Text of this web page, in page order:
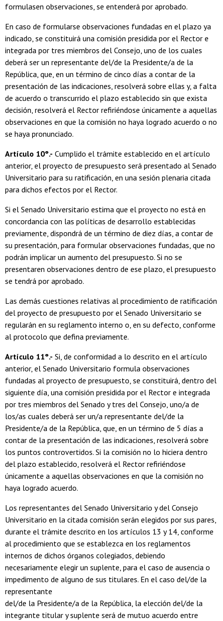
formulasen observaciones, se entenderá por aprobado.
En caso de formularse observaciones fundadas en el plazo ya
indicado, se constituirá una comisión presidida por el Rector e
integrada por tres miembros del Consejo, uno de los cuales
deberá ser un representante del/de la Presidente/a de la
República, que, en un término de cinco días a contar de la
presentación de las indicaciones, resolverá sobre ellas y, a falta
de acuerdo o transcurrido el plazo establecido sin que exista
decisión, resolverá el Rector refiriéndose únicamente a aquellas
observaciones en que la comisión no haya logrado acuerdo o no
se haya pronunciado.
Artículo 10°.- Cumplido el trámite establecido en el artículo
anterior, el proyecto de presupuesto será presentado al Senado
Universitario para su ratificación, en una sesión plenaria citada
para dichos efectos por el Rector.
Si el Senado Universitario estima que el proyecto no está en
concordancia con las políticas de desarrollo establecidas
previamente, dispondrá de un término de diez días, a contar de
su presentación, para formular observaciones fundadas, que no
podrán implicar un aumento del presupuesto. Si no se
presentaren observaciones dentro de ese plazo, el presupuesto
se tendrá por aprobado.
Las demás cuestiones relativas al procedimiento de ratificación
del proyecto de presupuesto por el Senado Universitario se
regularán en su reglamento interno o, en su defecto, conforme
al protocolo que defina previamente.
Artículo 11°.- Si, de conformidad a lo descrito en el artículo
anterior, el Senado Universitario formula observaciones
fundadas al proyecto de presupuesto, se constituirá, dentro del
siguiente día, una comisión presidida por el Rector e integrada
por tres miembros del Senado y tres del Consejo, uno/a de
los/as cuales deberá ser un/a representante del/de la
Presidente/a de la República, que, en un término de 5 días a
contar de la presentación de las indicaciones, resolverá sobre
los puntos controvertidos. Si la comisión no lo hiciera dentro
del plazo establecido, resolverá el Rector refiriéndose
únicamente a aquellas observaciones en que la comisión no
haya logrado acuerdo.
Los representantes del Senado Universitario y del Consejo
Universitario en la citada comisión serán elegidos por sus pares,
durante el trámite descrito en los artículos 13 y 14, conforme
al procedimiento que se establezca en los reglamentos
internos de dichos órganos colegiados, debiendo
necesariamente elegir un suplente, para el caso de ausencia o
impedimento de alguno de sus titulares. En el caso del/de la
representante
del/de la Presidente/a de la República, la elección del/de la
integrante titular y suplente será de mutuo acuerdo entre